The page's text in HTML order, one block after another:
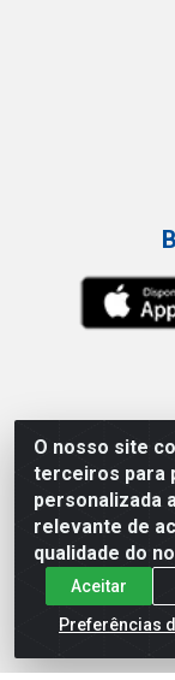
O nosso site
terceiros para
personalizada
relevante de
qualidade do
Aceitar
Preferências
Av